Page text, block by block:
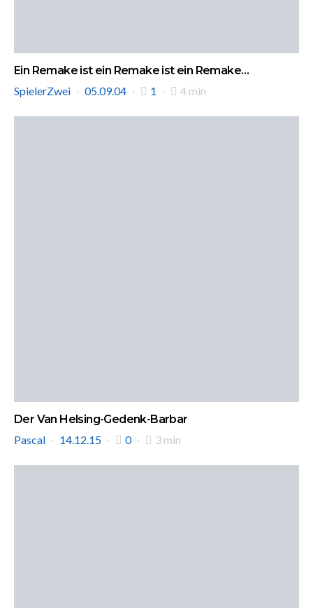
Ein Remake ist ein Remake ist ein Remake…
SpielerZwei
05.09.04 1 4 min
Der Van Helsing-Gedenk-Barbar
Pascal
14.12.15 0 3 min